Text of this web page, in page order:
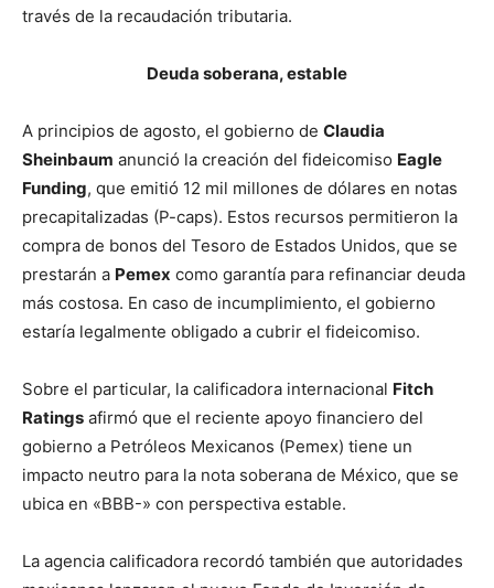
través de la recaudación tributaria.
Deuda soberana, estable
A principios de agosto, el gobierno de Claudia
Sheinbaum anunció la creación del fideicomiso Eagle
Funding, que emitió 12 mil millones de dólares en notas
precapitalizadas (P-caps). Estos recursos permitieron la
compra de bonos del Tesoro de Estados Unidos, que se
prestarán a Pemex como garantía para refinanciar deuda
más costosa. En caso de incumplimiento, el gobierno
estaría legalmente obligado a cubrir el fideicomiso.
Sobre el particular, la calificadora internacional Fitch
Ratings afirmó que el reciente apoyo financiero del
gobierno a Petróleos Mexicanos (Pemex) tiene un
impacto neutro para la nota soberana de México, que se
ubica en «BBB-» con perspectiva estable.
La agencia calificadora recordó también que autoridades